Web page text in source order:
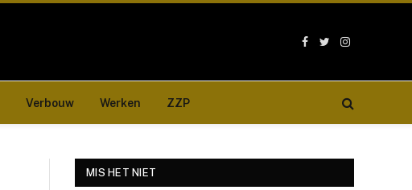
Facebook
TwitterInstagram
Verbouw Werken ZZP
MIS HET NIET